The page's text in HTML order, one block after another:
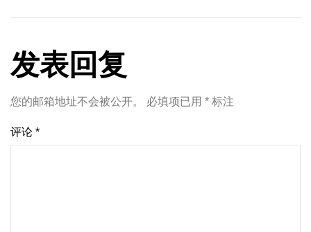
发表回复
您的邮箱地址不会被公开。 必填项已用 * 标注
评论 *